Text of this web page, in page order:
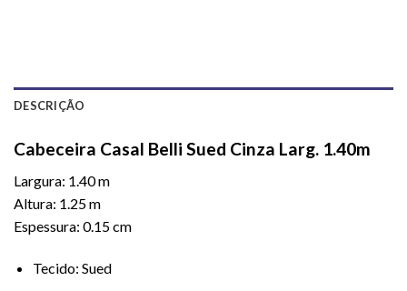
DESCRIÇÃO
Cabeceira Casal Belli Sued Cinza Larg. 1.40m
Largura: 1.40 m
Altura: 1.25 m
Espessura: 0.15 cm
Tecido: Sued